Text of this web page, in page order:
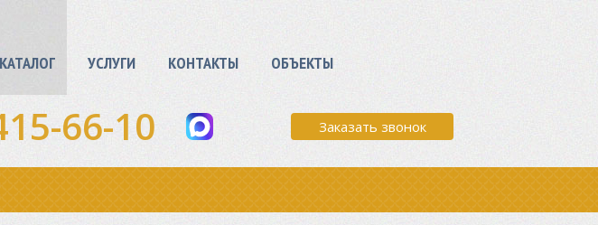
КАТАЛОГ УСЛУГИ КОНТАКТЫ ОБЪЕКТЫ
Заказать звонок
66-10